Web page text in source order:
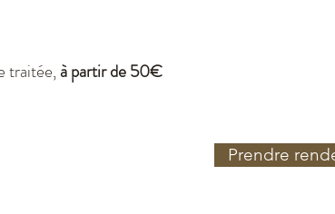
traitée,à partir de 50€
Prendre